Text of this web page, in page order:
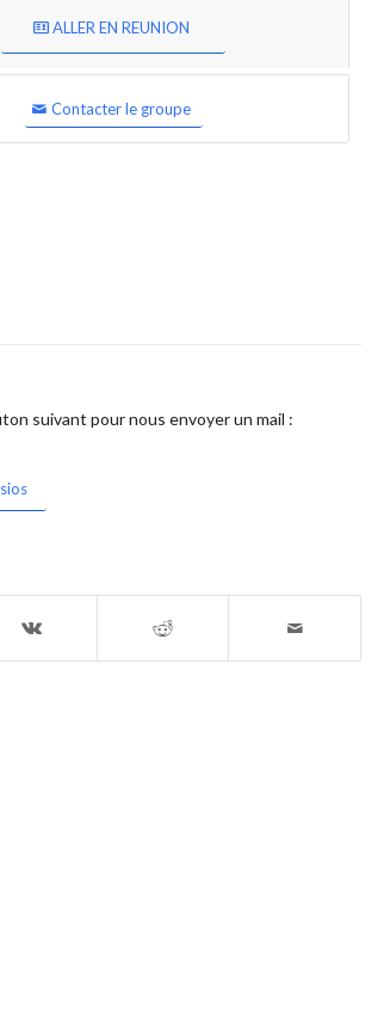
ALLER EN REUNION
Contacter le groupe
suivant pour nous envoyer un mail :